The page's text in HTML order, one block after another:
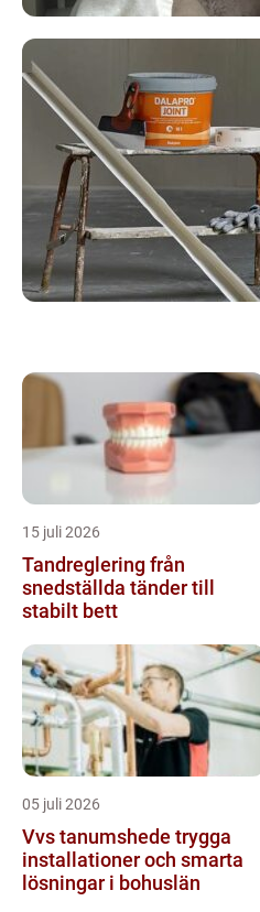
15 juli 2026
Tandreglering från
snedställda tänder till
stabilt bett
05 juli 2026
Vvs tanumshede trygga
installationer och smarta
lösningar i bohuslän